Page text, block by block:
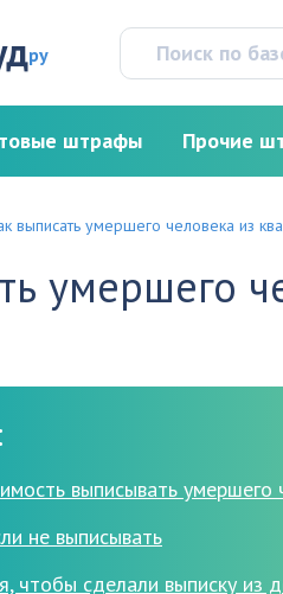
ру
штрафы Прочие
выписать умершего человека из
умершего
выписывать умершего
не выписывать
чтобы сделали выписку из